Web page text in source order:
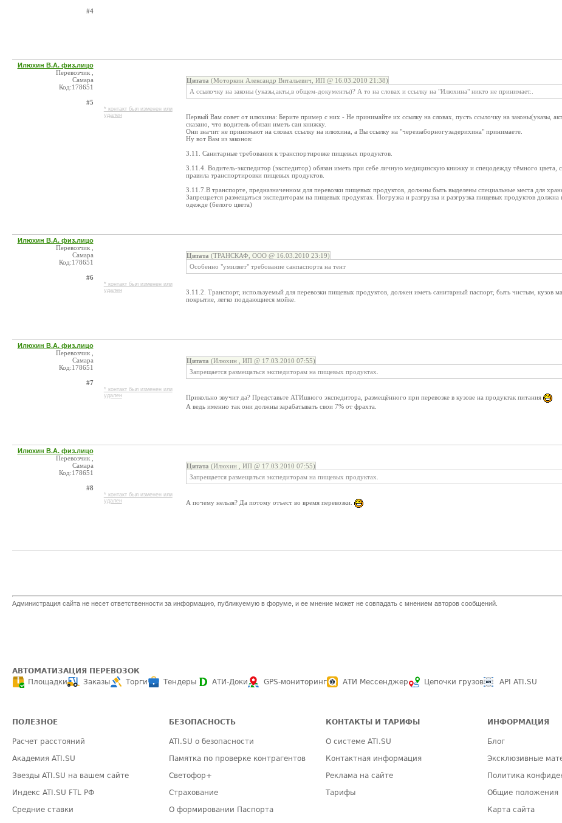
#4
Илюхин В.А. физ.лицо
Перевозчик ,
Самара
Код:178651
#5
* контакт был изменен или
удален
Цитата (Моторкин Александр Витальевич, ИП @ 16.03.2010 21:38)
А ссылочку на законы (указы,акты,в общем-документы)? А то на словах и ссылку на "Илюхина" никто не принимает..
Первый Вам совет от илюхина: Берите пример с них - Не принимайте их ссылку на словах, пусть ссылочку на законы(указы,
сказано, что водитель обязан иметь сан книжку.
Они значит не принимают на словах ссылку на илюхина, а Вы ссылку на "череззаборногузадерихина" принимаете.
Ну вот Вам из законов:
3.11. Санитарные требования к транспортировке пищевых продуктов.
3.11.4. Водитель-экспедитор (экспедитор) обязан иметь при себе личную медицинскую книжку и спецодежду тёмного цвета,
правила транспортировки пищевых продуктов.
3.11.7.В транспорте, предназначенном для перевозки пищевых продуктов, должны быть выделены специальные места для
Запрещается размещаться экспедиторам на пищевых продуктах. Погрузка и разгрузка и разгрузка пищевых продуктов должна
одежде (белого цвета)
Илюхин В.А. физ.лицо
Перевозчик ,
Самара
Код:178651
#6
* контакт был изменен или
удален
Цитата (ТРАНСКАФ, ООО @ 16.03.2010 23:19)
Особенно "умиляет" требование санпаспорта на тент
3.11.2. Транспорт, используемый для перевозки пищевых продуктов, должен иметь санитарный паспорт, быть чистым, кузов
покрытие, легко поддающиеся мойке.
Илюхин В.А. физ.лицо
Перевозчик ,
Самара
Код:178651
#7
* контакт был изменен или
удален
Цитата (Илюхин , ИП @ 17.03.2010 07:55)
Запрещается размещаться экспедиторам на пищевых продуктах.
Прикольно звучит да? Представьте АТИшного экспедитора, размещённого при перевозке в кузове на продуктак питания
А ведь именно так они должны зарабатывать свои 7% от фрахта.
Илюхин В.А. физ.лицо
Перевозчик ,
Самара
Код:178651
#8
* контакт был изменен или
удален
Цитата (Илюхин , ИП @ 17.03.2010 07:55)
Запрещается размещаться экспедиторам на пищевых продуктах.
А почему нельзя? Да потому отъест во время перевозки.
Администрация сайта не несет ответственности за информацию, публикуемую в форуме, и ее мнение может не совпадать с мнением авторов сообщений.
АВТОМАТИЗАЦИЯ ПЕРЕВОЗОК
Площадки
Заказы Торги Тендеры АТИ-Доки GPS-мониторинг АТИ Мессенджер Цепочки грузов API ATI.SU
ПОЛЕЗНОЕ
Расчет расстояний
Академия ATI.SU
Звезды ATI.SU на вашем сайте
Индекс ATI.SU FTL РФ
Средние ставки
БЕЗОПАСНОСТЬ
ATI.SU о безопасности
Памятка по проверке контрагентов
Светофор+
Страхование
О формировании Паспорта
КОНТАКТЫ И ТАРИФЫ
О системе ATI.SU
Контактная информация
Реклама на сайте
Тарифы
ИНФОРМАЦИЯ
Блог
Эксклюзивные
Политика
Общие положения
Карта сайта